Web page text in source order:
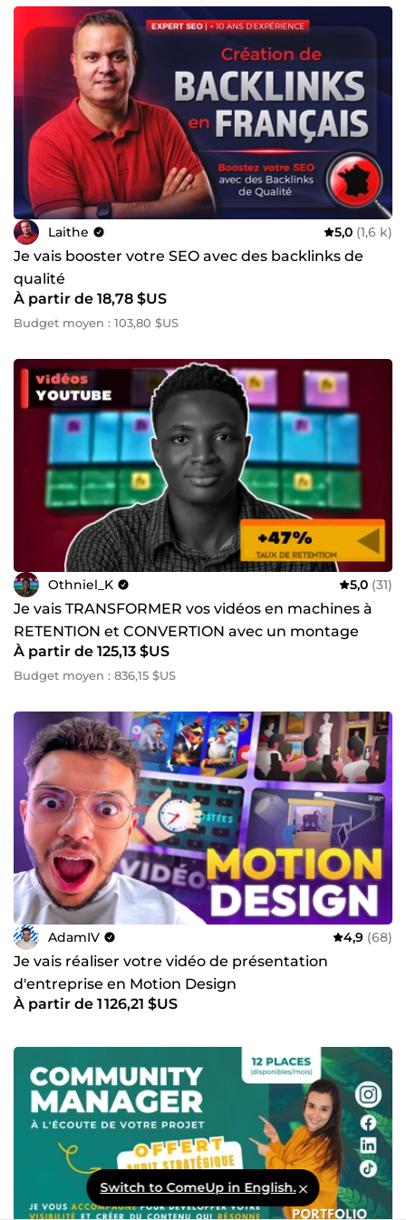
Laithe 5,0 (1,6 k)
Je vais booster votre SEO avec des backlinks de
qualité
À partir de 18,78 $US
Budget moyen : 103,80 $US
Othniel_K 5,0 (31)
Je vais TRANSFORMER vos vidéos en machines à
RETENTION et CONVERTION avec un montage
dynamique et captivant
À partir de 125,13 $US
Budget moyen : 836,15 $US
AdamIV 4,9 (68)
Je vais réaliser votre vidéo de présentation
d'entreprise en Motion Design
À partir de 1 126,21 $US
Switch to ComeUp in English.